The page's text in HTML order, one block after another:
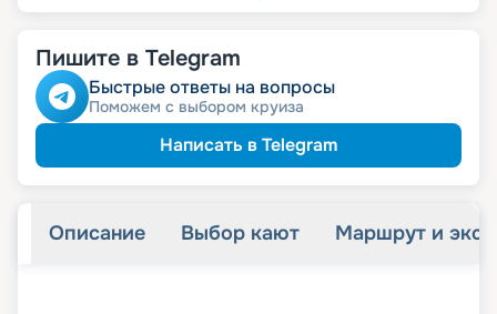
Пишите в Telegram
Быстрые ответы на вопросы
Поможем с выбором круиза
Написать в Telegram
Описание Выбор кают Маршрут и